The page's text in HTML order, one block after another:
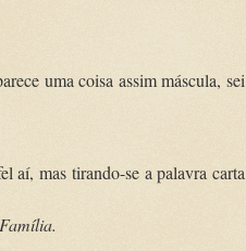
uma coisa assim máscula, sei
aí, mas tirando-se a palavra carta